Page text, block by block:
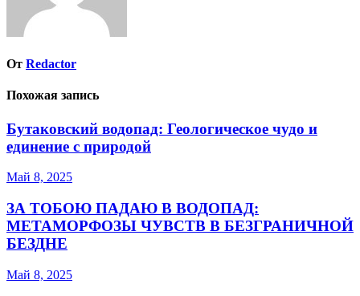
От Redactor
Похожая запись
Бутаковский водопад: Геологическое чудо и
единение с природой
Май 8, 2025
ЗА ТОБОЮ ПАДАЮ В ВОДОПАД:
МЕТАМОРФОЗЫ ЧУВСТВ В БЕЗГРАНИЧНОЙ
БЕЗДНЕ
Май 8, 2025